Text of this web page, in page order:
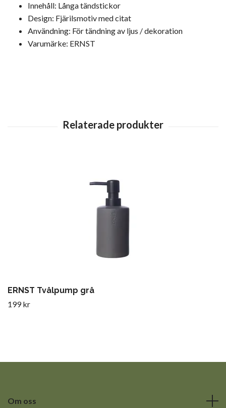
Innehåll: Långa tändstickor
Design: Fjärilsmotiv med citat
Användning: För tändning av ljus / dekoration
Varumärke: ERNST
ERNST Tvålpump grå
199 kr
Om oss